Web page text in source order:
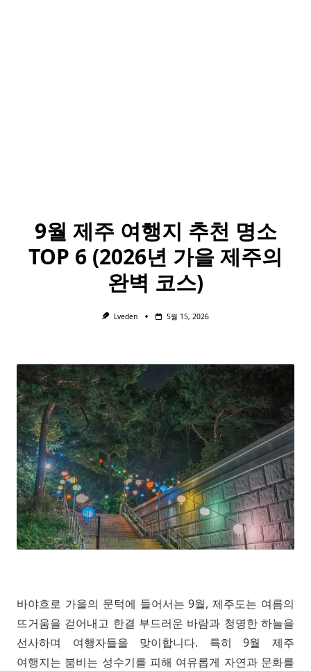
9월 제주 여행지 추천 명소
TOP 6 (2026년 가을 제주의
완벽 코스)
Lveden 5월 15, 2026
바야흐로 가을의 문턱에 들어서는 9월, 제주도는 여름의
뜨거움을 걷어내고 한결 부드러운 바람과 청명한 하늘을
선사하며 여행자들을 맞이합니다. 특히 9월 제주
여행지는 붐비는 성수기를 피해 여유롭게 자연과 문화를